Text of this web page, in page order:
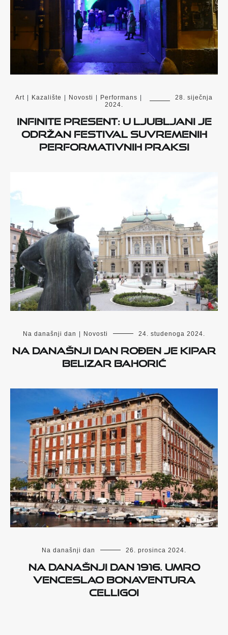
Art Kazalište Novosti Performans
28. siječnja
2024.
Infinite Present: U Ljubljani je
održan festival suvremenih
performativnih praksi
Na današnji dan Novosti 24. studenoga 2024.
Na današnji dan rođen je kipar
Belizar Bahorić
Na današnji dan 26. prosinca 2024.
Na današnji dan 1916. umro
Venceslao Bonaventura
Celligoi